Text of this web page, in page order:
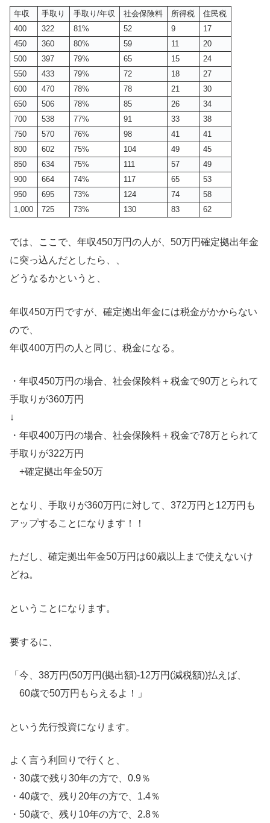
年収 手取り 手取り/年収 社会保険料 所得税
住民税
400
322 81% 52 9
17
450
360 80% 59 11
20
500
397 79% 65 15
24
550
433 79% 72 18
27
600
470 78% 78 21
30
650
506 78% 85 26
34
700
538 77% 91 33
38
750
570 76% 98 41
41
800
602 75% 104 49
45
850
634 75% 111 57
49
900
664 74% 117 65
53
950
695 73% 124 74
58
1,000
725 73% 130 83 62
では、ここで、年収450万円の人が、50万円確定拠出年金
に突っ込んだとしたら、、
どうなるかというと、
年収450万円ですが、確定拠出年金には税金がかからない
ので、
年収400万円の人と同じ、税金になる。
・年収450万円の場合、社会保険料＋税金で90万とられて
手取りが360万円
↓
・年収400万円の場合、社会保険料＋税金で78万とられて
手取りが322万円
+確定拠出年金50万
となり、手取りが360万円に対して、372万円と12万円も
アップすることになります！！
ただし、確定拠出年金50万円は60歳以上まで使えないけ
どね。
ということになります。
要するに、
「今、38万円(50万円(拠出額)-12万円(減税額))払えば、
60歳で50万円もらえるよ！」
という先行投資になります。
よく言う利回りで行くと、
・30歳で残り30年の方で、0.9％
・40歳で、残り20年の方で、1.4％
・50歳で、残り10年の方で、2.8％